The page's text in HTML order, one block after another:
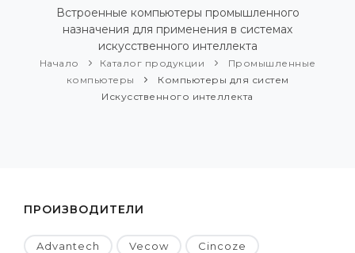
ПРЕСС-ЦЕНТР
Встроенные компьютеры промышленного
назначения для применения в системах
искусственного интеллекта
Начало Каталог продукции
Промышленные
компьютеры
Компьютеры для систем
Искусственного интеллекта
ПРОИЗВОДИТЕЛИ
Advantech Vecow Cincoze